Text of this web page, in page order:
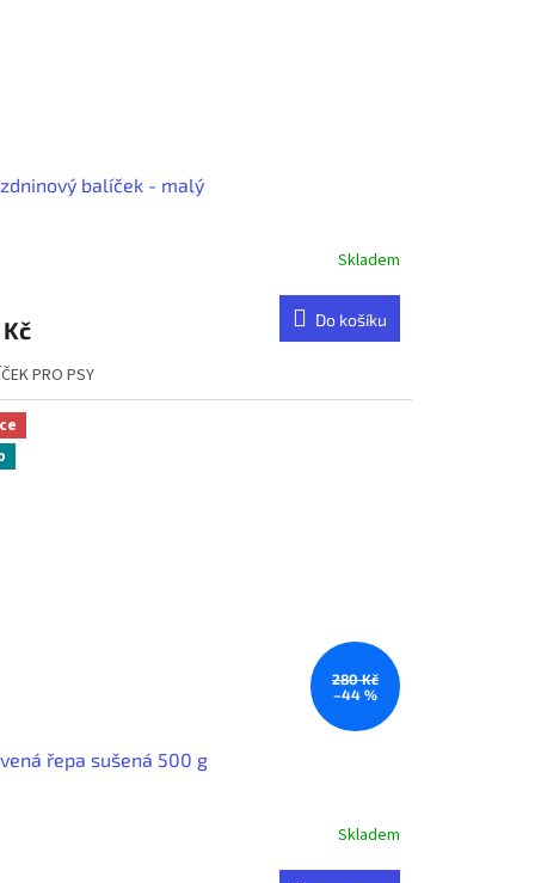
balíček - malý
Skladem
Do košíku
PRO PSY
280 Kč
–44 %
řepa sušená 500 g
Skladem